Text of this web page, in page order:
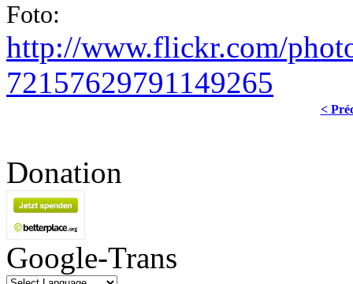
Foto:
http://www.flickr.com/
72157629791149265
<
Donation
Google-Trans